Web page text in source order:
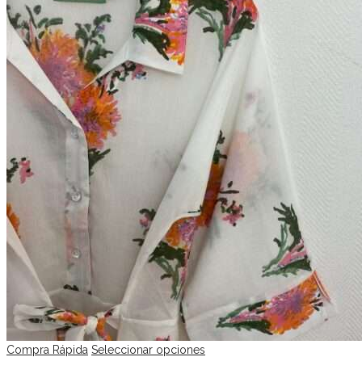
Compra Rápida Seleccionar opciones